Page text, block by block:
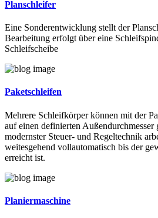
Planschleifer
Eine Sonderentwicklung stellt der
Bearbeitung erfolgt über eine
Schleifscheibe
Paketschleifen
Mehrere Schleifkörper können mit der
auf einen definierten
modernster Steuer- und Regeltechnik
weitesgehend vollautomatisch bis der
erreicht ist.
Planiermaschine